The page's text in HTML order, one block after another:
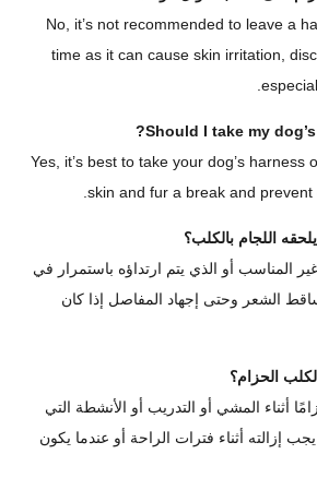
No, it’s not recommended to leave a
time as it can cause skin irritation,
Should I take my
Yes, it’s best to take your dog’s harness
skin and fur a break and prevent
اللجام بالكلب؟
المناسب أو الذي يتم ارتداؤه باستمرار في
الشعر وحتى إجهاد المفاصل إذا كان
الحزام؟
أثناء المشي أو التدريب أو الأنشطة التي
إزالته أثناء فترات الراحة أو عندما يكون